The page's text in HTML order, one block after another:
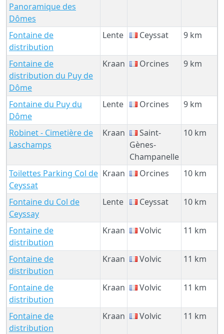
Panoramique des
Dômes
Fontaine de
distribution
Lente Ceyssat 9 km
Fontaine de
distribution du Puy de
Dôme
Kraan Orcines 9 km
Fontaine du Puy du
Dôme
Lente Orcines 9 km
Robinet - Cimetière de
Laschamps
Kraan
Saint-
Gènes-
Champanelle
10 km
Toilettes Parking Col de
Ceyssat
Kraan Orcines 10 km
Fontaine du Col de
Ceyssay
Lente Ceyssat 10 km
Fontaine de
distribution
Kraan Volvic 11 km
Fontaine de
distribution
Kraan Volvic 11 km
Fontaine de
distribution
Kraan Volvic 11 km
Fontaine de
distribution
Kraan Volvic 11 km